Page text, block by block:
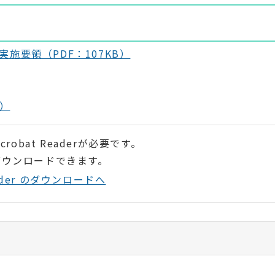
施要領（PDF：107KB）
Readerが必要です。
ンロードできます。
のダウンロードへ